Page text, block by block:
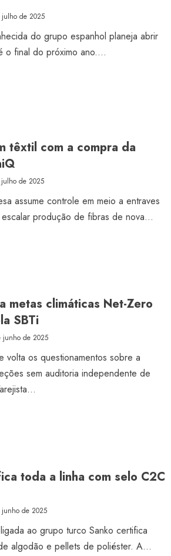
de 2025
do grupo espanhol planeja abrir
o final do próximo ano....
têxtil com a compra da
de 2025
assume controle em meio a entraves
produção de fibras de nova...
metas climáticas Net-Zero
SBTi
de 2025
volta os questionamentos sobre a
sem auditoria independente de
toda a linha com selo C2C
de 2025
ao grupo turco Sanko certifica
algodão e pellets de poliéster. A...
Radiant Earth será a cor do
de 2028 da WGSN
Radar GBLjeans 24 de março de 2026